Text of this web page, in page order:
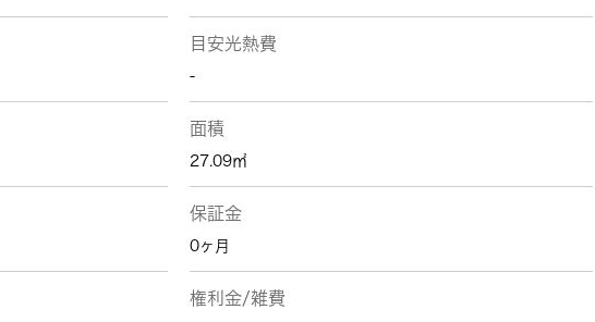
目安光熱費
-
面積
27.09㎡
保証金
0ヶ月
権利金/雑費